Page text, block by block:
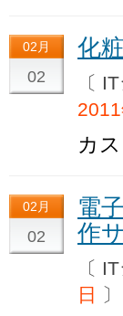
02月
02
化
〔
カ
02月
02
電
作
〔
日
〕